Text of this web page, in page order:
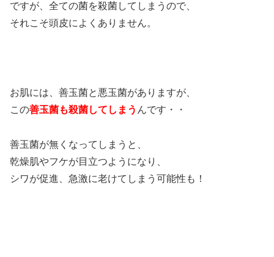
ですが、全ての菌を殺菌してしまうので、
それこそ頭皮によくありません。
お肌には、善玉菌と悪玉菌がありますが、
この善玉菌も殺菌してしまう んです・・
善玉菌が無くなってしまうと、
乾燥肌やフケが目立つようになり、
シワが促進、急激に老けてしまう可能性も！